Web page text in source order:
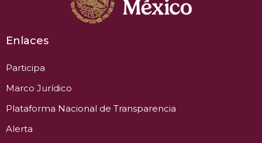
Enlaces
Participa
Marco Jurídico
Plataforma Nacional de Transparencia
Alerta